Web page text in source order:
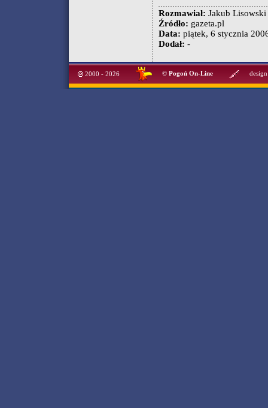
Rozmawiał: Jakub Lisowski
Źródło: gazeta.pl
Data: piątek, 6 stycznia
Dodał: -
2000 - 2026 © Pogoń On-Line